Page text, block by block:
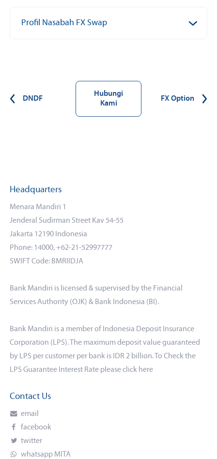
Profil Nasabah FX Swap
DNDF
Hubungi
Kami
FX Option
Headquarters
Menara Mandiri 1
Jenderal Sudirman Street Kav 54-55
Jakarta 12190 Indonesia
Phone: 14000, +62-21-52997777
SWIFT Code: BMRIIDJA
Bank Mandiri is licensed & supervised by the Financial
Services Authority (OJK) & Bank Indonesia (BI).
Bank Mandiri is a member of Indonesia Deposit Insurance
Corporation (LPS). The maximum deposit value guaranteed
by LPS per customer per bank is IDR 2 billion. To Check the
LPS Guarantee Interest Rate please click here
Contact Us
email
facebook
twitter
whatsapp MITA